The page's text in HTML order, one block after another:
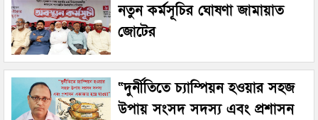
নতুন কর্মসূচির ঘোষণা জামায়াত
জোটের
“দুর্নীতিতে চ্যাম্পিয়ন হওয়ার সহজ
উপায় সংসদ সদস্য এবং প্রশাসন